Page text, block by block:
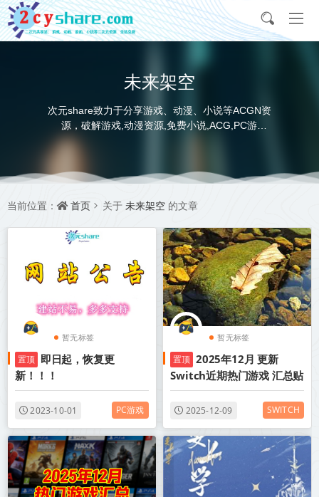
未来架空
次元share致力于分享游戏、动漫、小说等ACGN资
源，破解游戏,动漫资源,免费小说,ACG,PC游
戏,switch游戏,金手指，动画电影,动画片,全本小说,
并提供网盘下载
当前位置： 首页 关于 未来架空 的文章
暂无标签
置顶 即日起，恢复更
新！！！
2023-10-01 PC游戏
暂无标签
置顶 2025年12月 更新
Switch近期热门游戏 汇总贴
2025-12-09 SWITCH